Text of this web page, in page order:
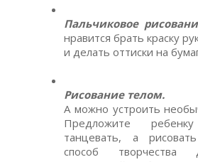
Пальчиковое
нравится брать краску
и делать оттиски на
Рисование телом.
А можно устроить
Предложите
танцевать, а
способ творчества